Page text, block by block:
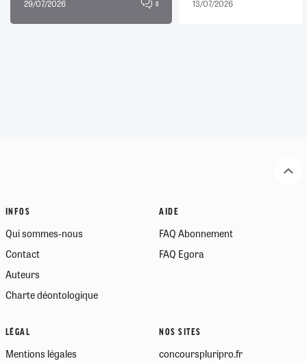
29/07/2026 8 13/07/2026
INFOS
Qui sommes-nous
Contact
Auteurs
Charte déontologique
AIDE
FAQ Abonnement
FAQ Egora
LÉGAL
Mentions légales
NOS SITES
concourspluripro.fr